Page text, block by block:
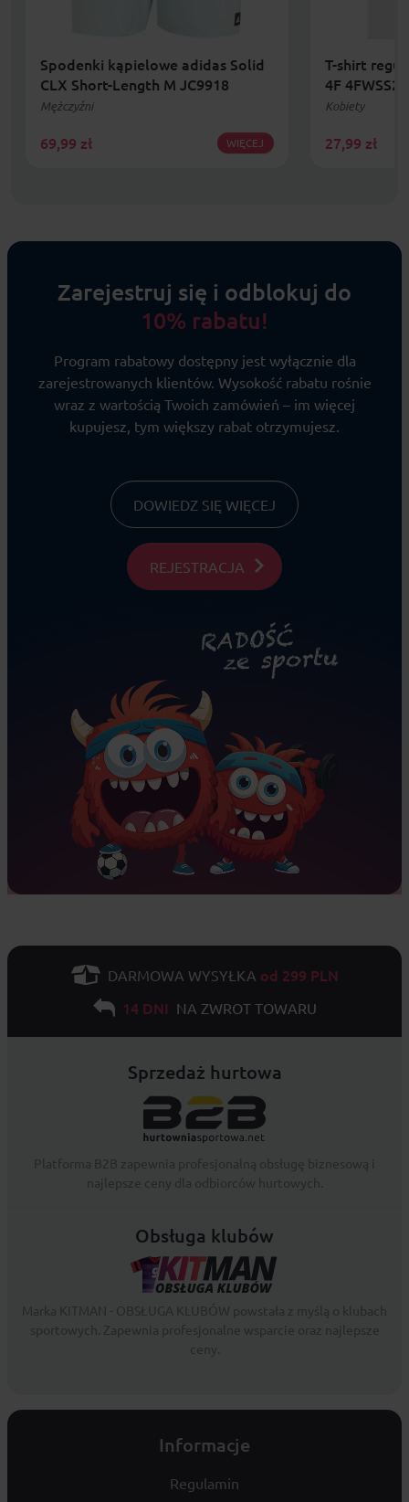
Spodenki kąpielowe adidas Solid
CLX Short-Length M JC9918
Mężczyźni
69,99 zł WIĘCEJ
T-shirt
4F
Kobiety
27,99 zł
Zarejestruj się i odblokuj do
10% rabatu!
Program rabatowy dostępny jest wyłącznie dla
zarejestrowanych klientów. Wysokość rabatu rośnie
wraz z wartością Twoich zamówień – im więcej
kupujesz, tym większy rabat otrzymujesz.
DOWIEDZ SIĘ WIĘCEJ
REJESTRACJA
DARMOWA WYSYŁKA od 299 PLN
14 DNI NA ZWROT TOWARU
Sprzedaż hurtowa
Obsługa klubów
Informacje
Regulamin